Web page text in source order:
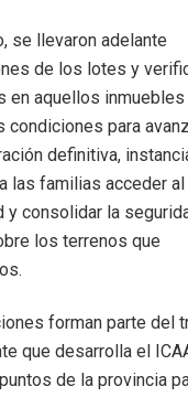
se llevaron adelante
de los lotes y
en aquellos inmuebles
condiciones para
definitiva,
las familias acceder
y consolidar la
los terrenos que
forman parte del
que desarrolla el
de la provincia